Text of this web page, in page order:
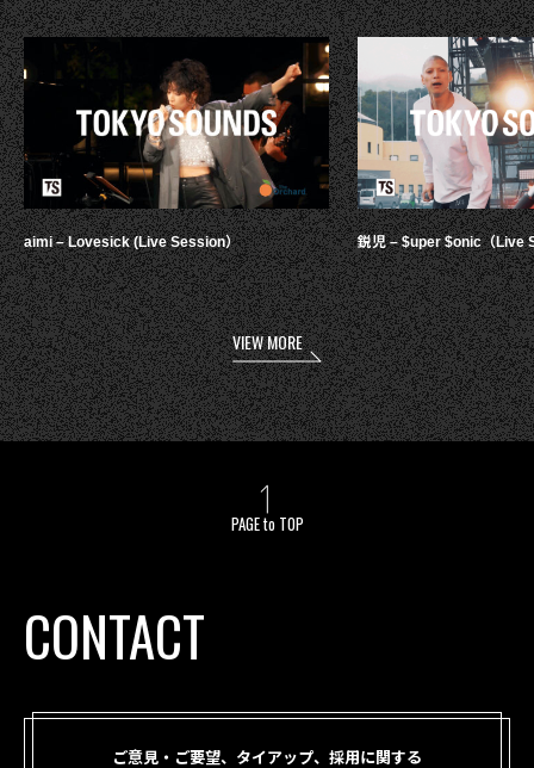
aimi – Lovesick (Live Session） 鋭児 – $uper $onic（Live
VIEW MORE
PAGE to TOP
CONTACT
ご意見・ご要望、タイアップ、採用に関する